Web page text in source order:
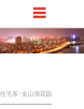
宅系>金山湖花园